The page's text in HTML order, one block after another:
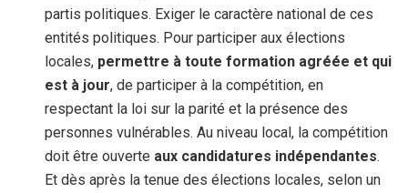
partis politiques. Exiger le caractère national de ces
entités politiques. Pour participer aux élections
locales, permettre à toute formation agréée et qui
est à jour, de participer à la compétition, en
respectant la loi sur la parité et la présence des
personnes vulnérables. Au niveau local, la compétition
doit être ouverte aux candidatures indépendantes.
Et dès après la tenue des élections locales, selon un